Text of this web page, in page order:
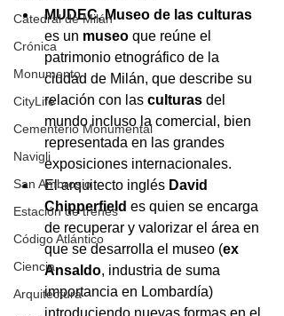
Catedral de Milán
Crónica
Monumento
CityLife
Cementerio Monumental
Navigli
San Ambrosio
Estación de trenes
Código Atlántico
Ciencia
Arquitectura
MUDEC, Museo de las culturas
es un museo que reúne el
patrimonio etnográfico de la
ciudad de Milán, que describe su
relación con las culturas del
mundo incluso la comercial, bien
representada en las grandes
exposiciones internacionales.
​El arquitecto inglés David
Chipperfield es quien se encarga
de recuperar y valorizar el área en
que se desarrolla el museo (ex
Ansaldo, industria de suma
importancia en Lombardía)
introduciendo nuevas formas en el